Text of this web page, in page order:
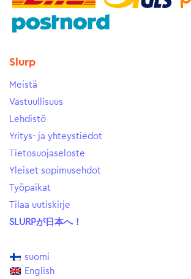
Slurp
Meistä
Vastuullisuus
Lehdistö
Yritys- ja yhteystiedot
Tietosuojaseloste
Yleiset sopimusehdot
Työpaikat
Tilaa uutiskirje
SLURPが日本へ！
suomi
English